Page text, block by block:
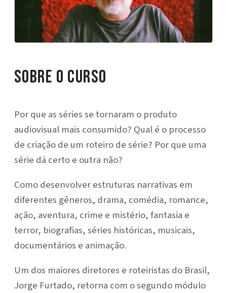
Sobre o Curso
Por que as séries se tornaram o produto
audiovisual mais consumido? Qual é o processo
de criação de um roteiro de série? Por que uma
série dá certo e outra não?
Como desenvolver estruturas narrativas em
diferentes gêneros, drama, comédia, romance,
ação, aventura, crime e mistério, fantasia e
terror, biografias, séries históricas, musicais,
documentários e animação.
Um dos maiores diretores e roteiristas do Brasil,
Jorge Furtado, retorna com o segundo módulo